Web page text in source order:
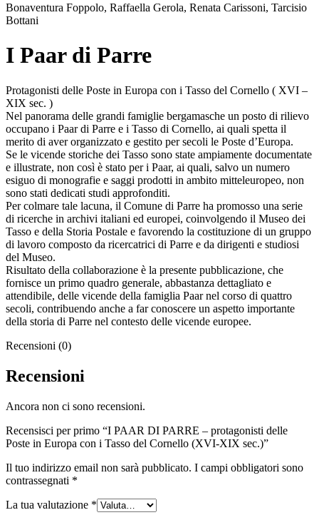
Bonaventura Foppolo, Raffaella Gerola, Renata Carissoni, Tarcisio
Bottani
I Paar di Parre
Protagonisti delle Poste in Europa con i Tasso del Cornello ( XVI –
XIX sec. )
Nel panorama delle grandi famiglie bergamasche un posto di rilievo
occupano i Paar di Parre e i Tasso di Cornello, ai quali spetta il
merito di aver organizzato e gestito per secoli le Poste d’Europa.
Se le vicende storiche dei Tasso sono state ampiamente documentate
e illustrate, non così è stato per i Paar, ai quali, salvo un numero
esiguo di monografie e saggi prodotti in ambito mitteleuropeo, non
sono stati dedicati studi approfonditi.
Per colmare tale lacuna, il Comune di Parre ha promosso una serie
di ricerche in archivi italiani ed europei, coinvolgendo il Museo dei
Tasso e della Storia Postale e favorendo la costituzione di un gruppo
di lavoro composto da ricercatrici di Parre e da dirigenti e studiosi
del Museo.
Risultato della collaborazione è la presente pubblicazione, che
fornisce un primo quadro generale, abbastanza dettagliato e
attendibile, delle vicende della famiglia Paar nel corso di quattro
secoli, contribuendo anche a far conoscere un aspetto importante
della storia di Parre nel contesto delle vicende europee.
Recensioni (0)
Recensioni
Ancora non ci sono recensioni.
Recensisci per primo “I PAAR DI PARRE – protagonisti delle
Poste in Europa con i Tasso del Cornello (XVI-XIX sec.)”
Il tuo indirizzo email non sarà pubblicato. I campi obbligatori sono
contrassegnati *
La tua valutazione *